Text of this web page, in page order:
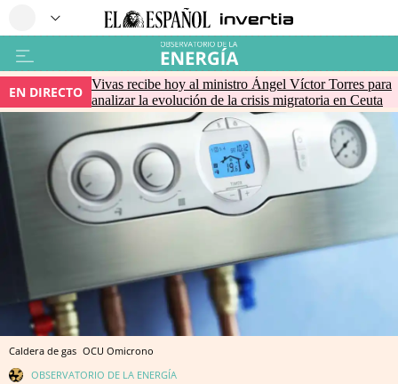
EN DIRECTO Vivas recibe hoy al ministro Ángel Víctor Torres para
analizar la evolución de la crisis migratoria en Ceuta
Caldera de gas OCU Omicrono
OBSERVATORIO DE LA ENERGÍA